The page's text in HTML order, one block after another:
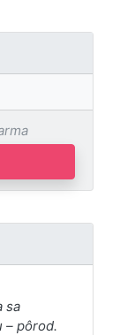
sa
– pôrod.